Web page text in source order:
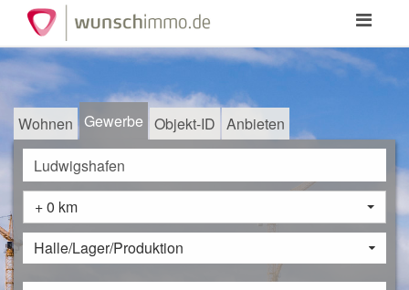
Toggle
Wohnen Gewerbe Objekt-ID Anbieten
+ 0 km
Halle/Lager/Produktion